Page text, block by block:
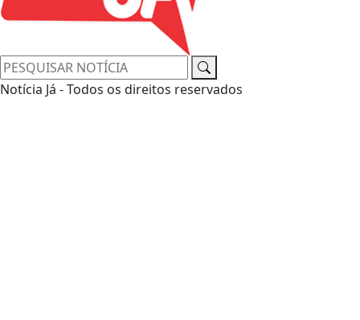
Notícia Já - Todos os direitos reservados